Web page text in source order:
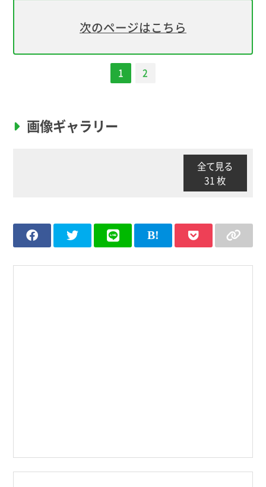
次のページはこちら
1 2
画像ギャラリー
全て見る
31 枚